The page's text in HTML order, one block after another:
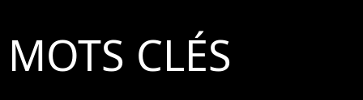
MOTS CLÉS